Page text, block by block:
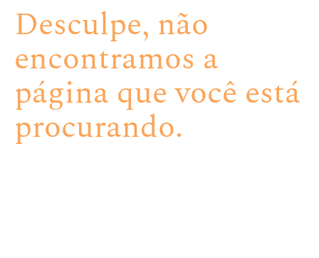
Desculpe, não
encontramos a
página que você está
procurando.